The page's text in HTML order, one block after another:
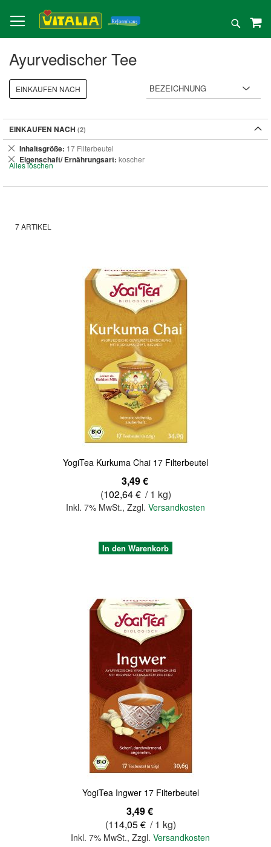
zum
Inhalt
Suche
Ayurvedischer Tee
7ARTIKEL
YogiTea Kurkuma Chai 17 Filterbeutel
3,49 €
(102,64 € / 1 kg)
Inkl. 7% MwSt., Zzgl. Versandkosten
In den Warenkorb
YogiTea Ingwer 17 Filterbeutel
3,49 €
(114,05 € / 1 kg)
Inkl. 7% MwSt.,Zzgl.Versandkosten
EINKAUFEN NACH
EINKAUFEN NACH
Inhaltsgröße 17 Filterbeutel
Dies
entfernen
Eigenschaft/ Ernährungsart koscher
Dies
entfernen
Alles löschen